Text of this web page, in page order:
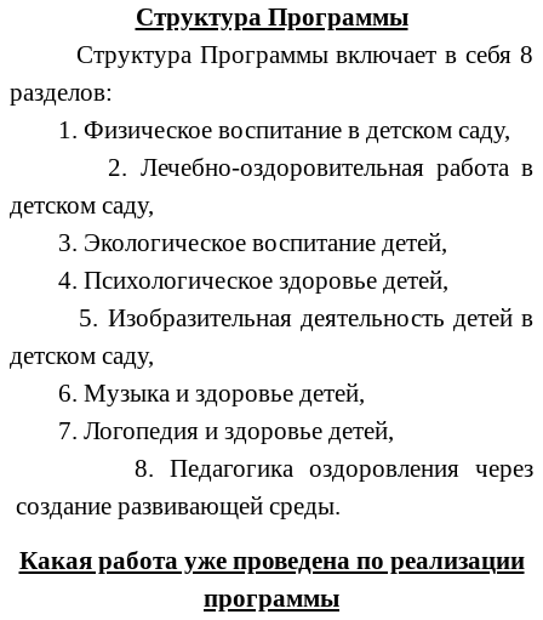
Структура Программы
Структура Программы включает в себя 8
разделов:
1. Физическое воспитание в детском саду,
2. Лечебно-оздоровительная работа в
детском саду,
3. Экологическое воспитание детей,
4. Психологическое здоровье детей,
5. Изобразительная деятельность детей в
детском саду,
6. Музыка и здоровье детей,
7. Логопедия и здоровье детей,
8. Педагогика оздоровления через
создание развивающей среды.
Какая работа уже проведена по реализации
программы